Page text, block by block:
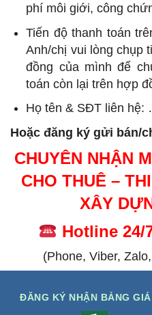
phí môi giới, công
Tiến độ thanh toán
Anh/chị vui lòng chụp
đồng của mình để
toán còn lại trên hợp
Họ tên & SĐT liên
Hoặc đăng ký gửi bán/
CHUYÊN NHẬN
CHO THUÊ –
XÂY
Hotline 24/
(Phone, Viber,
ĐĂNG KÝ NHẬN BẢNG